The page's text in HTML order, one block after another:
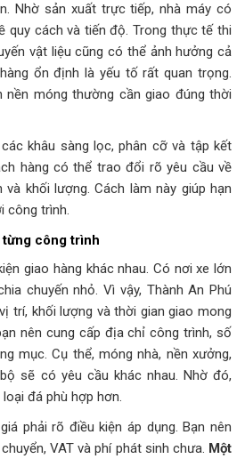
Nhờ sản xuất trực tiếp, nhà máy có
quy cách và tiến độ. Trong thực tế thi
vật liệu cũng có thể ảnh hưởng cả
ổn định là yếu tố rất quan trọng.
móng thường cần giao đúng thời
khâu sàng lọc, phân cỡ và tập kết
hàng có thể trao đổi rõ yêu cầu về
khối lượng. Cách làm này giúp hạn
công trình.
từng công trình
giao hàng khác nhau. Có nơi xe lớn
chuyến nhỏ. Vì vậy, Thành An Phú
trí, khối lượng và thời gian giao mong
nên cung cấp địa chỉ công trình, số
mục. Cụ thể, móng nhà, nền xưởng,
sẽ có yêu cầu khác nhau. Nhờ đó,
đá phù hợp hơn.
phải rõ điều kiện áp dụng. Bạn nên
VAT và phí phát sinh chưa. Một